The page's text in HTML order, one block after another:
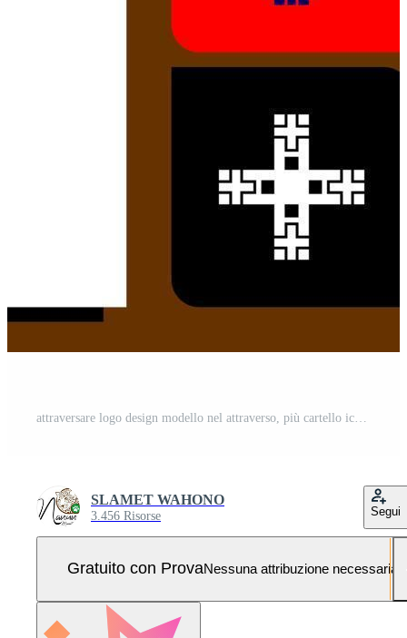
SLAMET WAHONO
3.456 Risorse Segui
Gratuito con ProvaNessuna attribuzione necessaria